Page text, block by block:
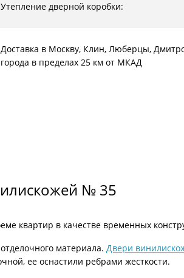
Утепление дверной коробки:
Доставка в Москву, Клин, Люберцы,
города в пределах 25 км от МКАД
№ 35
квартир в качестве временных
материала. Двери
ее оснастили ребрами жесткости.